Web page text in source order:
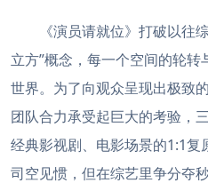
《演员请就位》打破以往综
立方”概念，每一个空间的轮
世界。为了向观众呈现出极致
团队合力承受起巨大的考验，
经典影视剧、电影场景的1:1
司空见惯，但在综艺里争分夺